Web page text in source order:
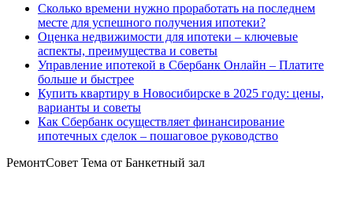
Сколько времени нужно проработать на последнем
месте для успешного получения ипотеки?
Оценка недвижимости для ипотеки – ключевые
аспекты, преимущества и советы
Управление ипотекой в Сбербанк Онлайн – Платите
больше и быстрее
Купить квартиру в Новосибирске в 2025 году: цены,
варианты и советы
Как Сбербанк осуществляет финансирование
ипотечных сделок – пошаговое руководство
РемонтСовет Тема от Банкетный зал